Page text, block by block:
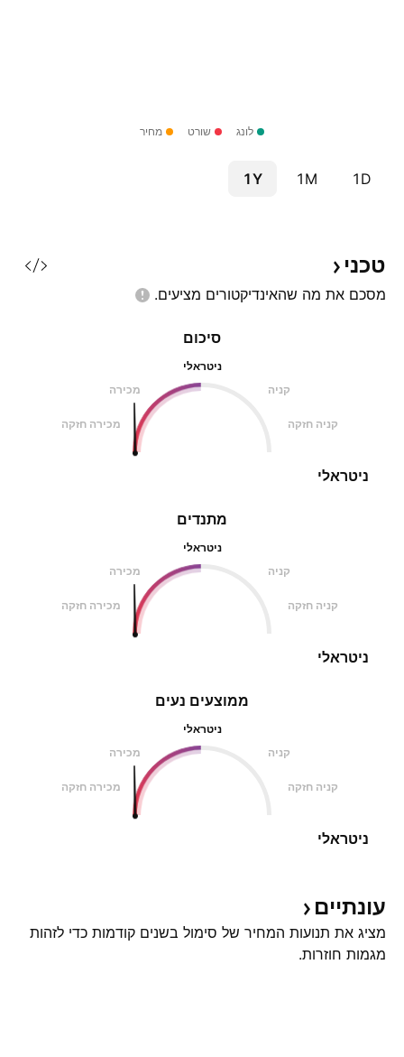
לונג שורט מחיר
1D
1M
1Y
טכני
מסכם את מה שהאינדיקטורים מציעים.
מתנדים
ניטראלי
מכירה
קניה
מכירה חזקה קניה חזקה
ניטראלי
סיכום
ניטראלי
מכירה
קניה
מכירה חזקה קניה חזקה
ניטראלי
ממוצעים נעים
ניטראלי
מכירה
קניה
מכירה חזקה קניה חזקה
ניטראלי
עונתיים
מציג את תנועות המחיר של סימול בשנים קודמות כדי לזהות
מגמות חוזרות.